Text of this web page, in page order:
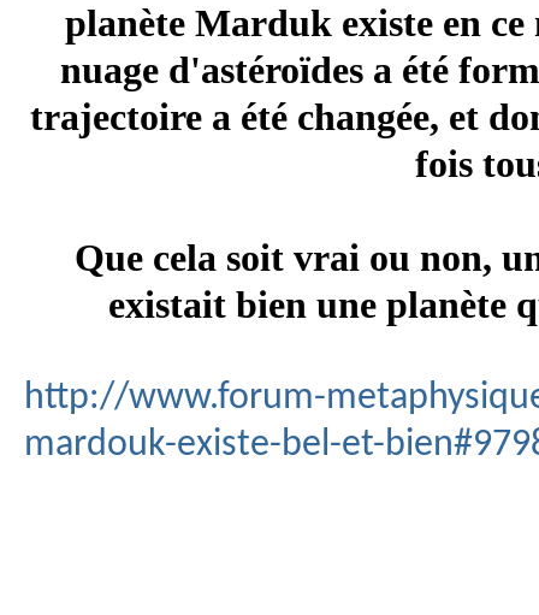
planète Marduk existe en
nuage d'astéroïdes a été
trajectoire a été changée, et
fois
Que cela soit vrai ou non,
existait bien une planète
http://www.forum-
mardouk-existe-bel-et-